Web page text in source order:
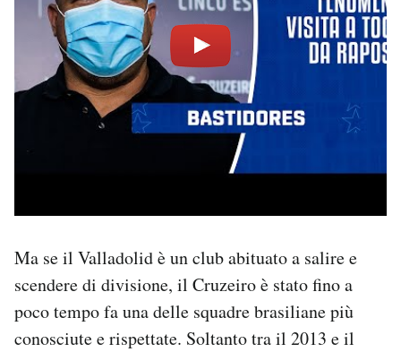
Ma se il Valladolid è un club abituato a salire e
scendere di divisione, il Cruzeiro è stato fino a
poco tempo fa una delle squadre brasiliane più
conosciute e rispettate. Soltanto tra il 2013 e il